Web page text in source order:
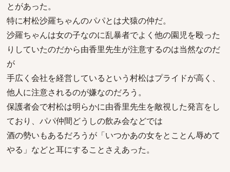
とがあった。
特に村松沙羅ちゃんのパパとは犬猿の仲だ。
沙羅ちゃんは女の子なのに乱暴者でよく他の園児を殴った
りしていたのだから由香里先生が注意するのは当然なのだ
が
手広く会社を経営しているという村松はプライドが高く、
他人に注意されるのが嫌なのだろう。
保護者会で村松は明らかに由香里先生を敵視した発言をし
ており、パパ仲間どうしの飲み会などでは
酒の勢いもあるだろうが「いつかあの女をとことん辱めて
やる」などと耳にすることさえあった。